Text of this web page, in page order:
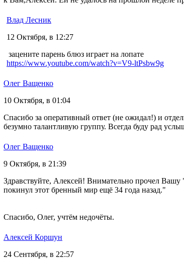
Влад Лесник
12 Октября, в 12:27
зацените парень блюз играет на лопате
https://www.youtube.com/watch?v=V9-ltPsbw9g
Олег Ващенко
10 Октября, в 01:04
Спасибо за оперативный ответ (не ожидал!) и
безумно талантливую группу. Всегда буду рад
Олег Ващенко
9 Октября, в 21:39
Здравствуйте, Алексей! Внимательно прочел
покинул этот бренный мир ещё 34 года назад."
Спасибо, Олег, учтём недочёты.
Алексей Коршун
24 Сентября, в 22:57